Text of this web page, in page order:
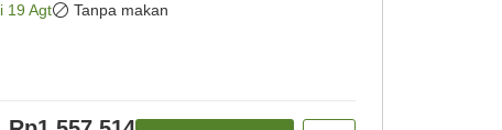
19 Agt Tanpa makan